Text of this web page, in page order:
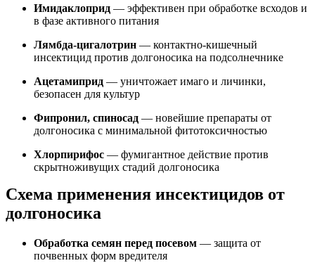
Имидаклоприд — эффективен при обработке всходов и
в фазе активного питания
Лямбда-цигалотрин — контактно-кишечный
инсектицид против долгоносика на подсолнечнике
Ацетамиприд — уничтожает имаго и личинки,
безопасен для культур
Фипронил, спиносад — новейшие препараты от
долгоносика с минимальной фитотоксичностью
Хлорпирифос — фумигантное действие против
скрытноживущих стадий долгоносика
Схема применения инсектицидов от
долгоносика
Обработка семян перед посевом — защита от
почвенных форм вредителя